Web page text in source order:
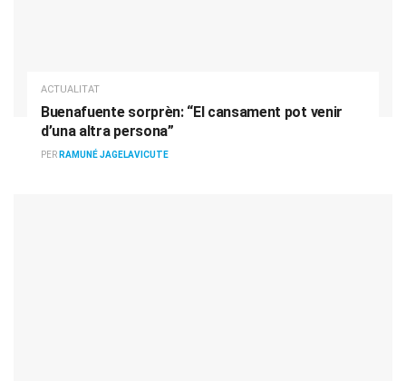
ACTUALITAT
Buenafuente sorprèn: “El cansament pot venir
d’una altra persona”
PER RAMUNÉ JAGELAVICUTE